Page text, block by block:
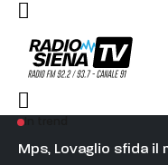
Mps, Lovaglio sfida il